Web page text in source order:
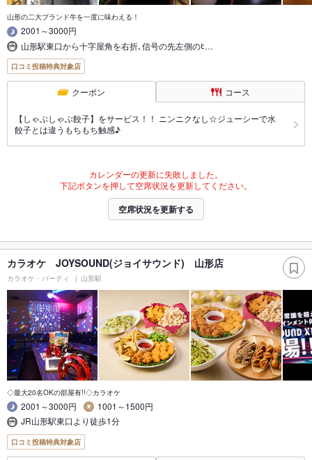
山形の二大ブランド牛を一度に味わえる！
2001～3000円
山形駅東口から十字屋角を右折､信号の先左側のﾋ…
口コミ投稿特典対象店
クーポン コース
【しゃぶしゃぶ餃子】をサービス！！ ニンニクなし☆ジューシーで水
餃子とは違うもちもち触感♪
カレンダーの更新に失敗しました。
下記ボタンを押して空席状況を更新してください。
空席状況を更新する
カラオケ JOYSOUND(ジョイサウンド) 山形店
カラオケ・パーティ 山形駅
◇最大20名OKの部屋有!!◇カラオケ
2001～3000円
1001～1500円
JR山形駅東口より徒歩1分
口コミ投稿特典対象店